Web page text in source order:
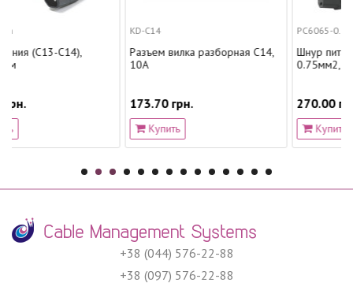
Разъем вилка разборная C14,
173.70 грн.
PC6065-0.75-3m
Шнур питания (С13-CEE
270.00 грн.
+38 (044) 576-22-88
+38 (097) 576-22-88